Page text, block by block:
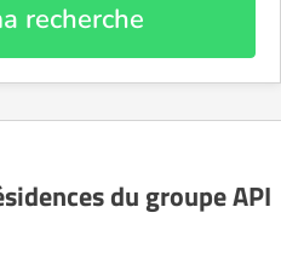
recherche
du groupe API